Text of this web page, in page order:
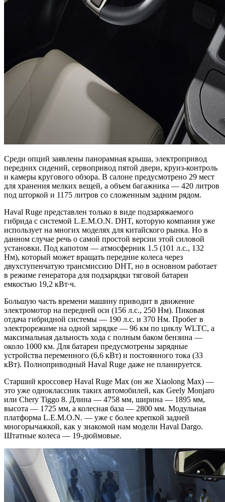
Среди опций заявлены панорамная крыша, электропривод
передних сидений, сервопривод пятой двери, круиз-контроль
и камеры кругового обзора. В салоне предусмотрено 29 мест
для хранения мелких вещей, а объем багажника — 420 литров
под шторкой и 1175 литров со сложенным задним рядом.
Haval Ruge представлен только в виде подзаряжаемого
гибрида с системой L.E.M.O.N. DHT, которую компания уже
использует на многих моделях для китайского рынка. Но в
данном случае речь о самой простой версии этой силовой
установки. Под капотом — атмосферник 1.5 (101 л.с., 132
Нм), который может вращать передние колеса через
двухступенчатую трансмиссию DHT, но в основном работает
в режиме генератора для подзарядки тяговой батареи
емкостью 19,2 кВт∙ч.
Большую часть времени машину приводит в движение
электромотор на передней оси (156 л.с., 250 Нм). Пиковая
отдача гибридной системы — 190 л.с. и 370 Нм. Пробег в
электрорежиме на одной зарядке — 96 км по циклу WLTC, а
максимальная дальность хода с полным баком бензина —
около 1000 км. Для батареи предусмотрены зарядные
устройства переменного (6,6 кВт) и постоянного тока (33
кВт). Полноприводный Haval Ruge даже не планируется.
Старший кроссовер Haval Ruge Max (он же Xiaolong Max) —
это уже одноклассник таких автомобилей, как Geely Monjaro
или Chery Tiggo 8. Длина — 4758 мм, ширина — 1895 мм,
высота — 1725 мм, а колесная база — 2800 мм. Модульная
платформа L.E.M.O.N. — уже с более крепкой задней
многорычажкой, как у знакомой нам модели Haval Dargo.
Штатные колеса — 19-дюймовые.